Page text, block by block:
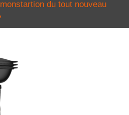
du tout nouveau